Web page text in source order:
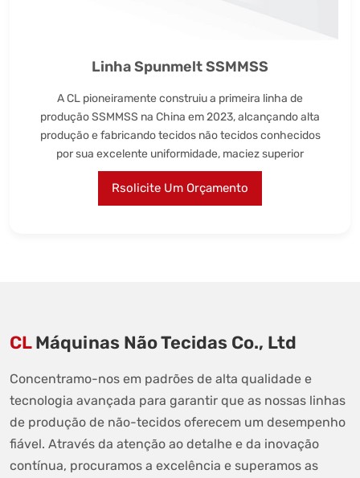
Linha Spunmelt SSMMSS
A CL pioneiramente construiu a primeira linha de
produção SSMMSS na China em 2023, alcançando alta
produção e fabricando tecidos não tecidos conhecidos
por sua excelente uniformidade, maciez superior
Rsolicite Um Orçamento
CLMáquinas Não Tecidas Co., Ltd
Concentramo-nos em padrões de alta qualidade e
tecnologia avançada para garantir que as nossas linhas
de produção de não-tecidos oferecem um desempenho
fiável. Através da atenção ao detalhe e da inovação
contínua, procuramos a excelência e superamos as